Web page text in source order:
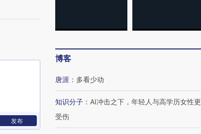
发布
博客
唐涯 ： 多看少动
知识分子 ： AI冲击之下，年轻人与高学历女性更
受伤